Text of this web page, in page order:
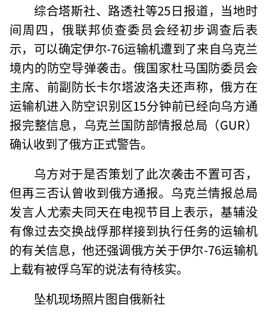
综合塔斯社、路透社等25日报道，当地时
间周四，俄联邦侦查委员会经初步调查后表
示，可以确定伊尔-76运输机遭到了来自乌克兰
境内的防空导弹袭击。俄国家杜马国防委员会
主席、前副防长卡尔塔波洛夫还声称，俄方在
运输机进入防空识别区15分钟前已经向乌方通
报完整信息，乌克兰国防部情报总局（GUR）
确认收到了俄方正式警告。
乌方对于是否策划了此次袭击不置可否，
但再三否认曾收到俄方通报。乌克兰情报总局
发言人尤索夫同天在电视节目上表示，基辅没
有像过去交换战俘那样接到执行任务的运输机
的有关信息，他还强调俄方关于伊尔-76运输机
上载有被俘乌军的说法有待核实。
坠机现场照片图自俄新社